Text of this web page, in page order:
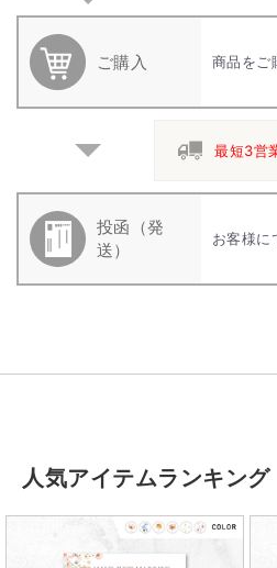
ご購入 商品をご
最短3営
投函（発
送）
お客様に
人気アイテムランキング